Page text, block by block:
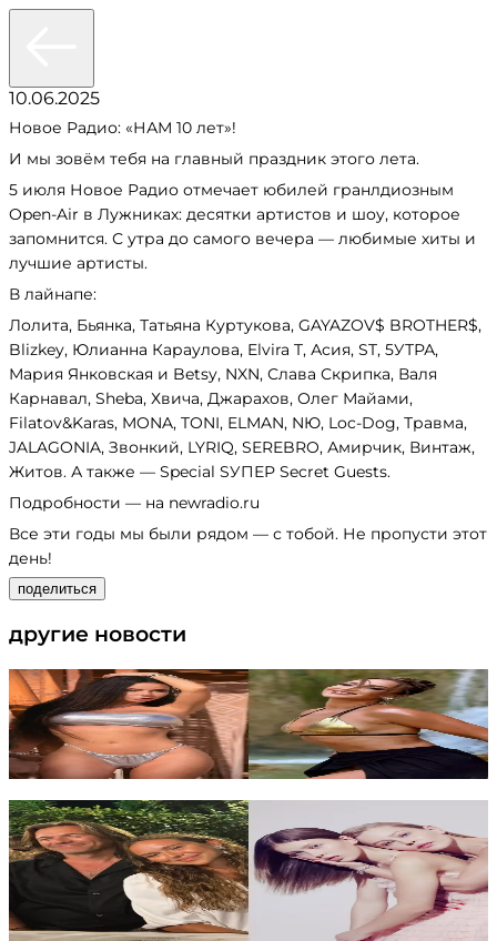
10.06.2025
Новое Радио: «НАМ 10 лет»!
И мы зовём тебя на главный праздник этого лета.
5 июля Новое Радио отмечает юбилей гранлдиозным
Open-Air в Лужниках: десятки артистов и шоу, которое
запомнится. С утра до самого вечера — любимые хиты и
лучшие артисты.
В лайнапе:
Лолита, Бьянка, Татьяна Куртукова, GAYAZOV$ BROTHER$,
Blizkey, Юлианна Караулова, Elvira T, Асия, ST, 5УТРА,
Мария Янковская и Betsy, NXN, Слава Скрипка, Валя
Карнавал, Sheba, Хвича, Джарахов, Олег Майами,
Filatov&Karas, MONA, TONI, ELMAN, NЮ, Loc-Dog, Травма,
JALAGONIA, Звонкий, LYRIQ, SEREBRO, Амирчик, Винтаж,
Житов. А также — Special SУПЕР Secret Guests.
Подробности — на newradio.ru
Все эти годы мы были рядом — с тобой. Не пропусти этот
день!
поделиться
другие новости
Красотки в бикини, которые уже
вовсю купаются и загорают
читать
Непо-бейби по-русски: звёзды,
которые пробились в шоу-биз
благодаря родителям
читать